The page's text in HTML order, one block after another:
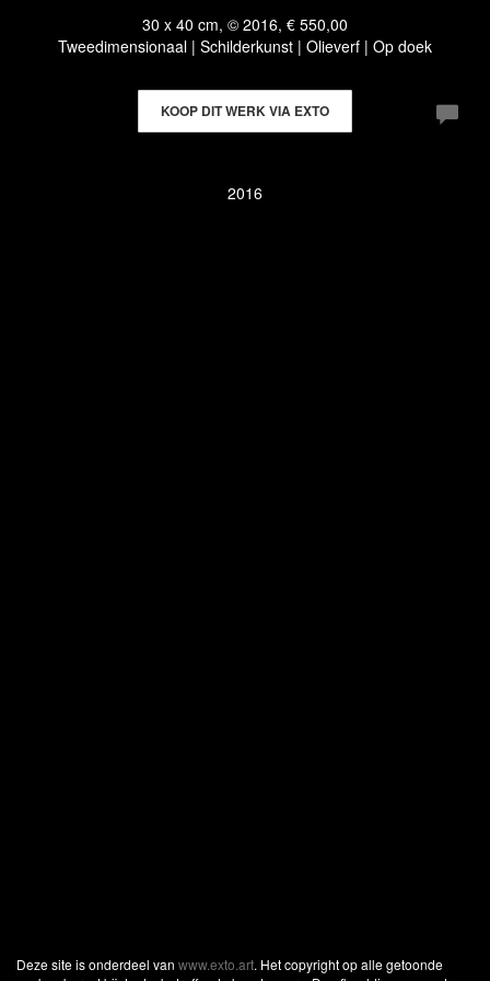
30 x 40 cm, © 2016, € 550,00
Tweedimensionaal | Schilderkunst | Olieverf | Op doek
KOOP DIT WERK VIA EXTO
2016
Deze site is onderdeel van www.exto.art. Het copyright op alle getoonde